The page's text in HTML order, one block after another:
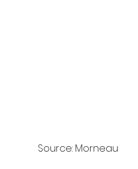
Source: Morneau